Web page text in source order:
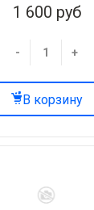
1 600 руб
- +
В корзину